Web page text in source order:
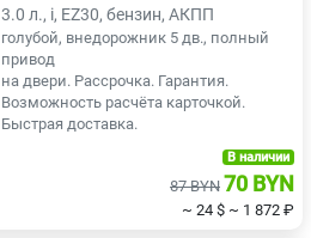
3.0 л., i, EZ30, бензин, АКПП
голубой, внедорожник 5 дв., полный
привод
на двери. Рассрочка. Гарантия.
Возможность расчёта карточкой.
Быстрая доставка.
В наличии
87 BYN 70 BYN
~ 24 $ ~ 1 872 ₽